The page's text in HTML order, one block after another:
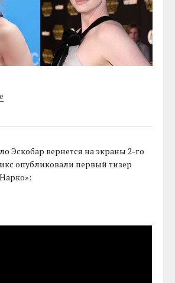
Эскобар вернется на экраны 2-го
опубликовали первый тизер